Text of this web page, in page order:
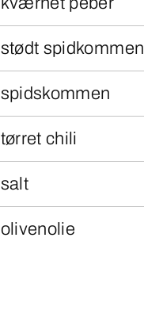
stødt spidkommen
spidskommen
tørret chili
salt
olivenolie